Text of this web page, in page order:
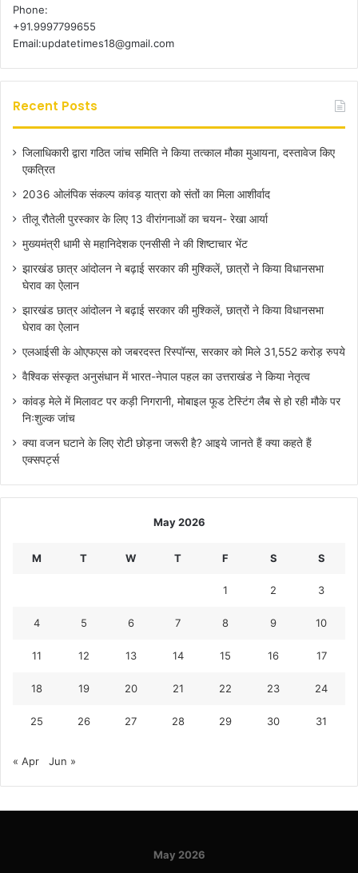
Phone:
+91.9997799655
Email:updatetimes18@gmail.com
Recent Posts
जिलाधिकारी द्वारा गठित जांच समिति ने किया तत्काल मौका मुआयना, दस्तावेज किए
एकत्रित
2036 ओलंपिक संकल्प कांवड़ यात्रा को संतों का मिला आशीर्वाद
तीलू रौतेली पुरस्कार के लिए 13 वीरांगनाओं का चयन- रेखा आर्या
मुख्यमंत्री धामी से महानिदेशक एनसीसी ने की शिष्टाचार भेंट
झारखंड छात्र आंदोलन ने बढ़ाई सरकार की मुश्किलें, छात्रों ने किया विधानसभा
घेराव का ऐलान
झारखंड छात्र आंदोलन ने बढ़ाई सरकार की मुश्किलें, छात्रों ने किया विधानसभा
घेराव का ऐलान
एलआईसी के ओएफएस को जबरदस्त रिस्पॉन्स, सरकार को मिले 31,552 करोड़ रुपये
वैश्विक संस्कृत अनुसंधान में भारत-नेपाल पहल का उत्तराखंड ने किया नेतृत्व
कांवड़ मेले में मिलावट पर कड़ी निगरानी, मोबाइल फूड टेस्टिंग लैब से हो रही मौके पर
निःशुल्क जांच
क्या वजन घटाने के लिए रोटी छोड़ना जरूरी है? आइये जानते हैं क्या कहते हैं
एक्सपर्ट्स
May 2026
M T W T F S S
1 2 3
4 5 6 7 8 9 10
11 12 13 14 15 16 17
18 19 20 21 22 23 24
25 26 27 28 29 30 31
« Apr Jun »
May 2026